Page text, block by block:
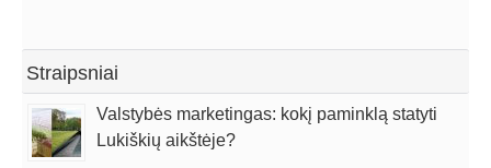
Straipsniai
Valstybės marketingas: kokį paminklą statyti
Lukiškių aikštėje?